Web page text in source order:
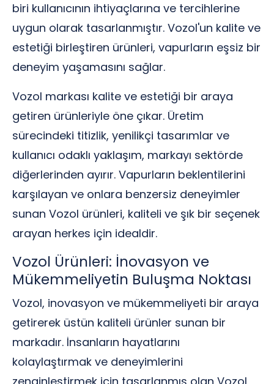
biri kullanıcının ihtiyaçlarına ve tercihlerine
uygun olarak tasarlanmıştır. Vozol'un kalite ve
estetiği birleştiren ürünleri, vapurların eşsiz bir
deneyim yaşamasını sağlar.
Vozol markası kalite ve estetiği bir araya
getiren ürünleriyle öne çıkar. Üretim
sürecindeki titizlik, yenilikçi tasarımlar ve
kullanıcı odaklı yaklaşım, markayı sektörde
diğerlerinden ayırır. Vapurların beklentilerini
karşılayan ve onlara benzersiz deneyimler
sunan Vozol ürünleri, kaliteli ve şık bir seçenek
arayan herkes için idealdir.
Vozol Ürünleri: İnovasyon ve
Mükemmeliyetin Buluşma Noktası
Vozol, inovasyon ve mükemmeliyeti bir araya
getirerek üstün kaliteli ürünler sunan bir
markadır. İnsanların hayatlarını
kolaylaştırmak ve deneyimlerini